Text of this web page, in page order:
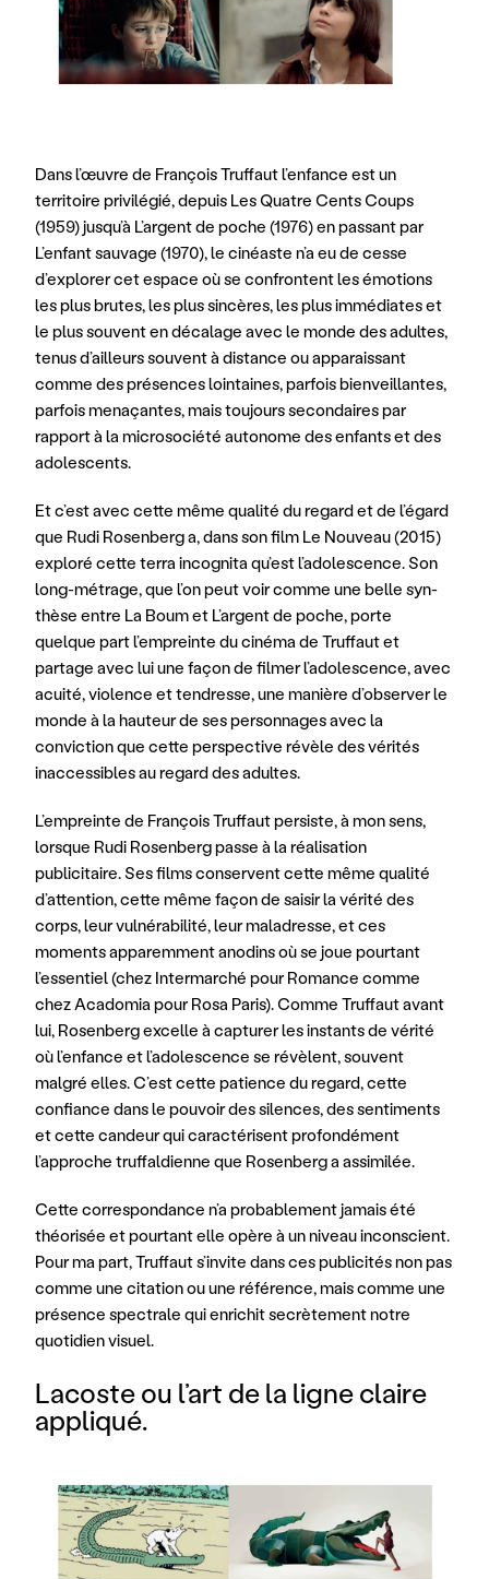
Dans l’œuvre de François Truffaut l’enfance est un
territoire privilégié, depuis Les Quatre Cents Coups
(1959) jusqu’à L’argent de poche (1976) en passant par
L’enfant sauvage (1970), le cinéaste n’a eu de cesse
d’explorer cet espace où se confrontent les émotions
les plus brutes, les plus sincères, les plus immédiates et
le plus souvent en décalage avec le monde des adultes,
tenus d’ailleurs souvent à distance ou apparaissant
comme des présences lointaines, parfois bienveillantes,
parfois menaçantes, mais toujours secondaires par
rapport à la microsociété autonome des enfants et des
adolescents.
Et c’est avec cette même qualité du regard et de l’égard
que Rudi Rosenberg a, dans son film Le Nouveau (2015)
exploré cette terra incognita qu’est l’adolescence. Son
long-métrage, que l’on peut voir comme une belle syn-
thèse entre La Boum et L’argent de poche, porte
quelque part l’empreinte du cinéma de Truffaut et
partage avec lui une façon de filmer l’adolescence, avec
acuité, violence et tendresse, une manière d’observer le
monde à la hauteur de ses personnages avec la
conviction que cette perspective révèle des vérités
inaccessibles au regard des adultes.
L’empreinte de François Truffaut persiste, à mon sens,
lorsque Rudi Rosenberg passe à la réalisation
publicitaire. Ses films conservent cette même qualité
d’attention, cette même façon de saisir la vérité des
corps, leur vulnérabilité, leur maladresse, et ces
moments apparemment anodins où se joue pourtant
l’essentiel (chez Intermarché pour Romance comme
chez Acadomia pour Rosa Paris). Comme Truffaut avant
lui, Rosenberg excelle à capturer les instants de vérité
où l’enfance et l’adolescence se révèlent, souvent
malgré elles. C’est cette patience du regard, cette
confiance dans le pouvoir des silences, des sentiments
et cette candeur qui caractérisent profondément
l’approche truffaldienne que Rosenberg a assimilée.
Cette correspondance n’a probablement jamais été
théorisée et pourtant elle opère à un niveau inconscient.
Pour ma part, Truffaut s’invite dans ces publicités non pas
comme une citation ou une référence, mais comme une
présence spectrale qui enrichit secrètement notre
quotidien visuel.
Lacoste ou l’art de la ligne claire
appliqué.